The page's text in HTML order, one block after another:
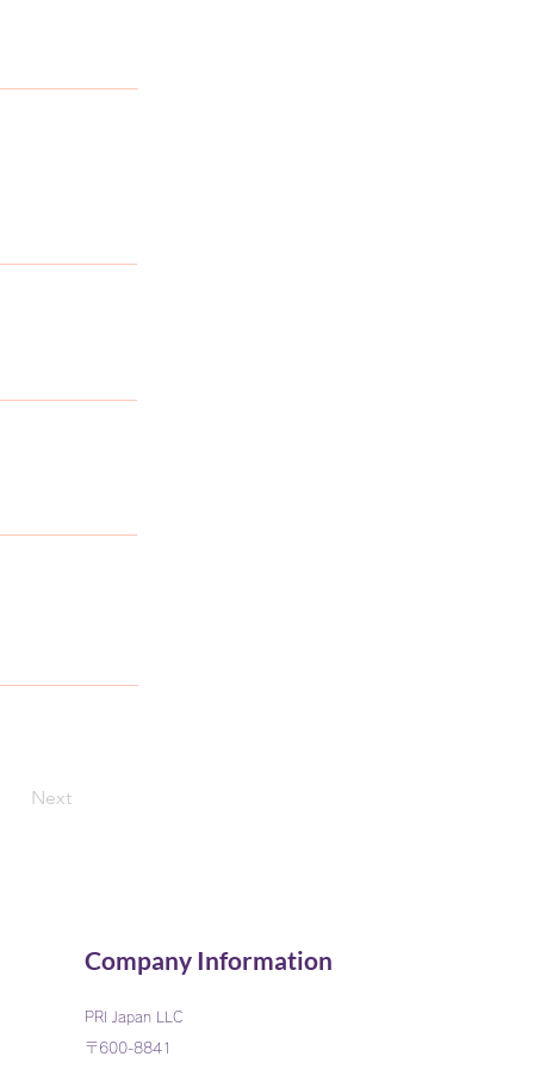
Next
Company Information
PRI Japan LLC
〒600-8841